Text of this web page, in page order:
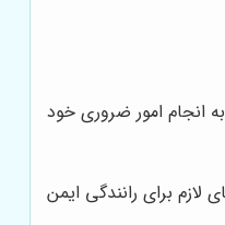
انجام امور ضروری خود
برای رانندگی ایمن